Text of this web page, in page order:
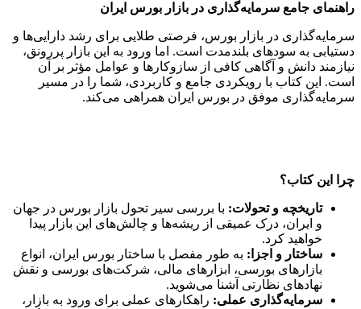
راهنمای جامع سرمایه‌گذاری در بازار بورس ایران
سرمایه‌گذاری در بازار بورس، فرصتی طلایی برای رشد دارایی‌ها و
دستیابی به سودهای بلندمدت است. اما ورود به این بازار پررونق،
نیازمند دانش و آگاهی کافی از سازوکارها و عوامل مؤثر بر آن
است. این کتاب با رویکردی جامع و کاربردی، شما را در مسیر
سرمایه‌گذاری موفق در بورس ایران همراهی می‌کند.
چرا این کتاب؟
تاریخچه و تحولات: با بررسی سیر تحول بازار بورس در جهان
و ایران، درک عمیقی از ریشه‌ها و چالش‌های این بازار پیدا
خواهید کرد.
ساختار و اجزا: به طور مفصل با ساختار بورس ایران، انواع
بازارهای بورسی، ابزارهای مالی، شرکت‌های بورسی و نقش
نهادهای نظارتی آشنا می‌شوید.
سرمایه‌گذاری عملی: راهکارهای عملی برای ورود به بازار،